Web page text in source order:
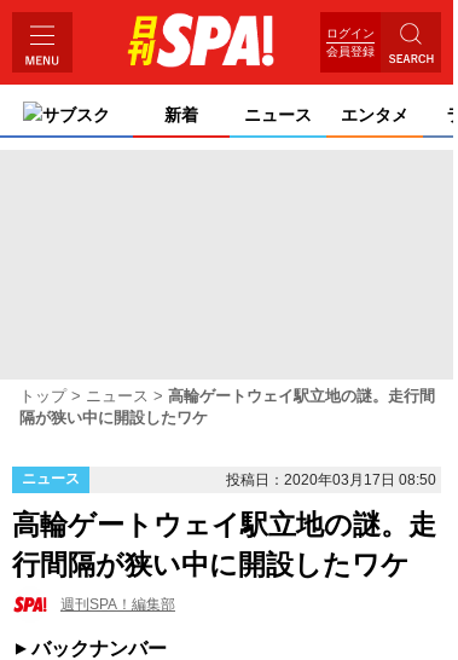
ログイン
会員登録
サブスク 新着 ニュース エンタメ
トップ ニュース
高輪ゲートウェイ駅立地の謎。走行間
隔が狭い中に開設したワケ
ニュース 投稿日：2020年03月17日 08:50
高輪ゲートウェイ駅立地の謎。走
行間隔が狭い中に開設したワケ
週刊SPA！編集部
バックナンバー